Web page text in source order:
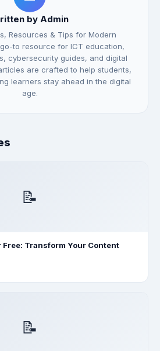
by Admin
Resources & Tips for Modern
to resource for ICT education,
cybersecurity guides, and digital
are crafted to help students,
learners stay ahead in the digital
age.
📝
Free: Transform Your Content
📝